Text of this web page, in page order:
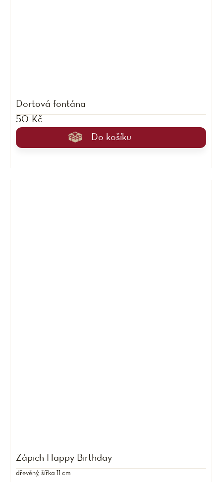
Dortová fontána
50 Kč
Do košíku
Zápich Happy Birthday
dřevěný, šířka 11 cm